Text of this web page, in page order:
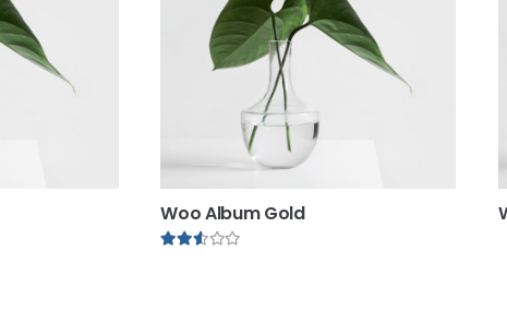
Woo Album Gold